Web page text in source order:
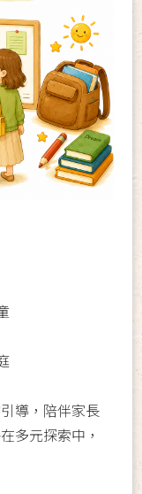
導，陪伴家長
多元探索中，